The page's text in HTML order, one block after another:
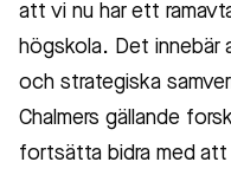
att vi nu har ett
högskola. Det innebär
och strategiska
Chalmers gällande
fortsätta bidra med att